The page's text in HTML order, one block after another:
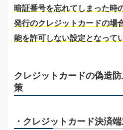
暗証番号を忘れてしまった時
発行のクレジットカードの場
能を許可しない設定となって
クレジットカードの偽造
策
・クレジットカード決済